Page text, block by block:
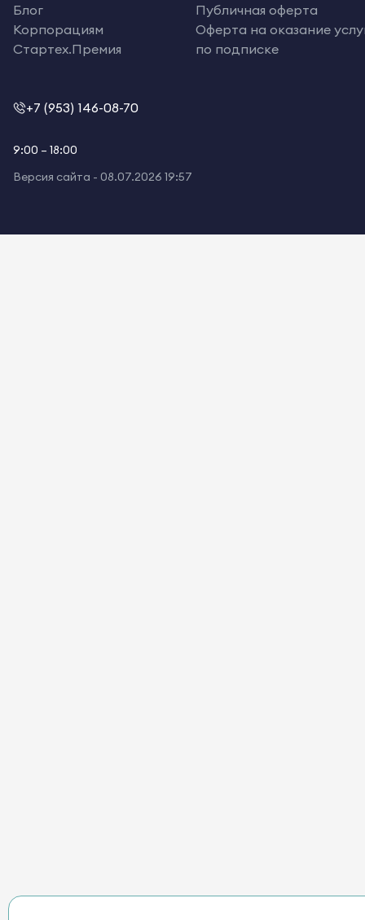
Блог
Корпорациям
Стартех.Премия
Публичная оферта
Оферта на оказание
по подписке
+7 (953) 146-08-70
9:00 – 18:00
Версия сайта - 08.07.2026 19:57